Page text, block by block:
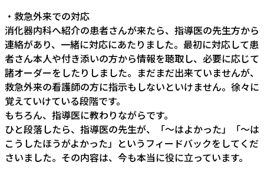
・救急外来での対応
消化器内科へ紹介の患者さんが来たら、指導医の先生方から
連絡があり、一緒に対応にあたりました。最初に対応して患
者さん本人や付き添いの方から情報を聴取し、必要に応じて
諸オーダーをしたりしました。まだまだ出来ていませんが、
救急外来の看護師の方に指示もしないといけません。徐々に
覚えていけている段階です。
もちろん、指導医に教わりながらです。
ひと段落したら、指導医の先生が、「～はよかった」「～は
こうしたほうがよかった」というフィードバックをしてくだ
さいました。その内容は、今も本当に役に立っています。